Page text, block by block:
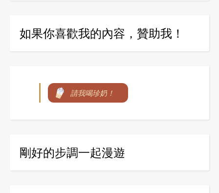
如果你喜歡我的內容，贊助我！
請我喝珍奶！
剛好的步調一起漫遊